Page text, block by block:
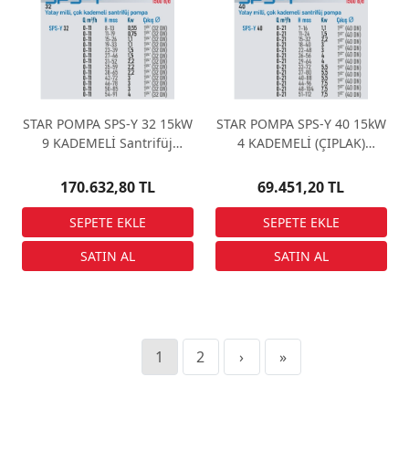
STAR POMPA SPS-Y 32 15kW
9 KADEMELİ Santrifüj
170.632,80 TL
STAR POMPA SPS-Y 40 15kW
4 KADEMELİ (ÇIPLAK)
69.451,20 TL
1 2 › »